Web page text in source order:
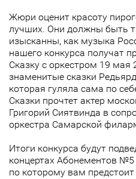
Жюри оценит красоту
лучших. Они должны быть
изысканны, как музыка
нашего конкурса получат
Сказку с оркестром 19
знаменитые сказки
которая гуляла сама по
Сказки прочтет актер
Григорий Сиятвинда в
оркестра Самарской
Итоги конкурса будут
концертах Абонементов
по которому вам